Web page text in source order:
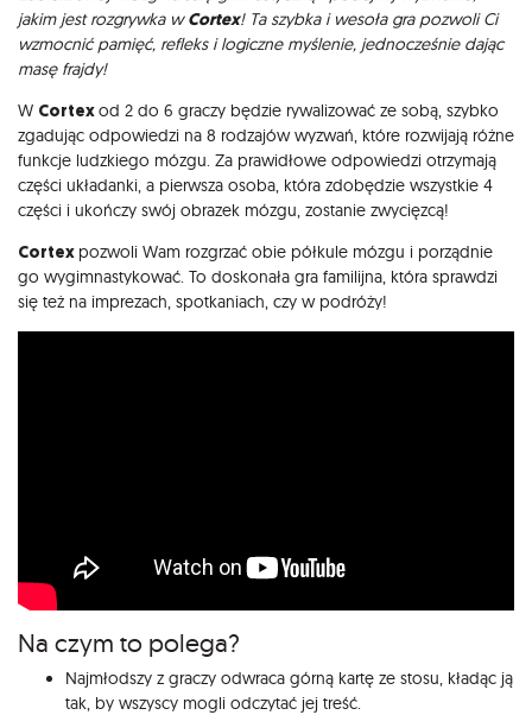
jakim jest rozgrywka wCortex! Ta szybka i wesoła gra pozwoli Ci
wzmocnić pamięć, refleks i logiczne myślenie, jednocześnie dając
masę frajdy!
W Cortexod 2 do 6 graczy będzie rywalizować ze sobą, szybko
zgadując odpowiedzi na 8 rodzajów wyzwań, które rozwijają różne
funkcje ludzkiego mózgu. Za prawidłowe odpowiedzi otrzymają
części układanki, a pierwsza osoba, która zdobędzie wszystkie 4
części i ukończy swój obrazek mózgu, zostanie zwycięzcą!
Cortex pozwoli Wam rozgrzać obie półkule mózgu i porządnie
go wygimnastykować. To doskonała gra familijna, która sprawdzi
się też na imprezach, spotkaniach, czy w podróży!
Na czym to polega?
Najmłodszy z graczy odwraca górną kartę ze stosu, kładąc ją
tak, by wszyscy mogli odczytać jej treść.